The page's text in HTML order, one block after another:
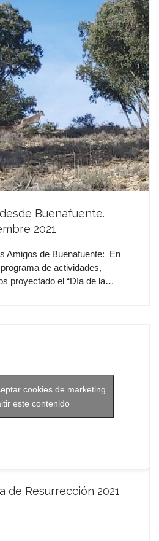
Buenafuente.
2021
Amigos de Buenafuente: En
de actividades,
proyectado el “Día de la…
cookies de marketing
este contenido
de Resurrección 2021